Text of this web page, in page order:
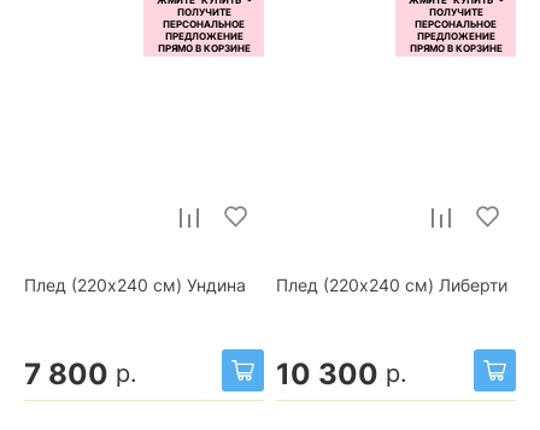
Плед (220x240 см) Ундина
7 800 р.
Плед (220x240 см) Либерти
10 300 р.